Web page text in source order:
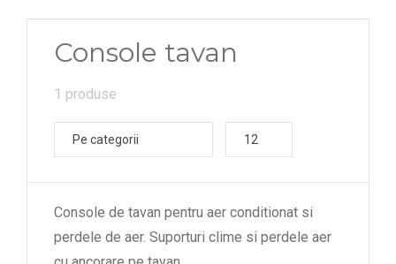
Console tavan
1 produse
Pe categorii 12
Console de tavan pentru aer conditionat si
perdele de aer. Suporturi clime si perdele aer